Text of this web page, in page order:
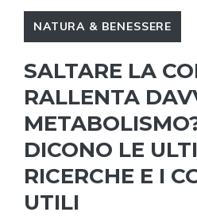
NATURA & BENESSERE
SALTARE LA
RALLENTA
DICONO LE
RICERCHE E I
UTILI